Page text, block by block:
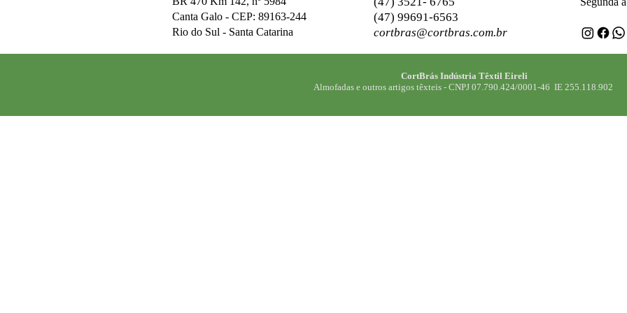
Canta Galo - CEP: 89163-244
Rio do Sul - Santa Catarina
(47) 99691-6563
cortbras@cortbras.com.br
CortBrás Indústria Têxtil Eireli
Almofadas e outros artigos têxteis - CNPJ 07.790.424/0001-46 IE 255.118.902